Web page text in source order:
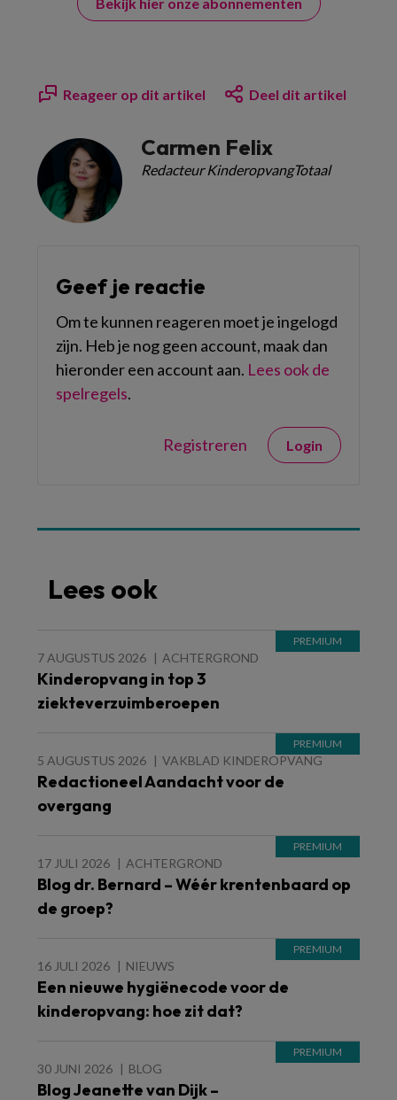
Reageer op dit artikel Deel dit artikel
Carmen Felix
Redacteur KinderopvangTotaal
Geef je reactie
Om te kunnen reageren moet je ingelogd
zijn. Heb je nog geen account, maak dan
hieronder een account aan. Lees ook de
spelregels.
Registreren Login
Lees ook
7 AUGUSTUS 2026 ACHTERGROND
Kinderopvang in top 3
ziekteverzuimberoepen
5 AUGUSTUS 2026 VAKBLAD KINDEROPVANG
Redactioneel Aandacht voor de
overgang
17 JULI 2026 ACHTERGROND
Blog dr. Bernard – Wéér krentenbaard op
de groep?
16 JULI 2026 NIEUWS
Een nieuwe hygiënecode voor de
kinderopvang: hoe zit dat?
30 JUNI 2026 BLOG
Blog Jeanette van Dijk –